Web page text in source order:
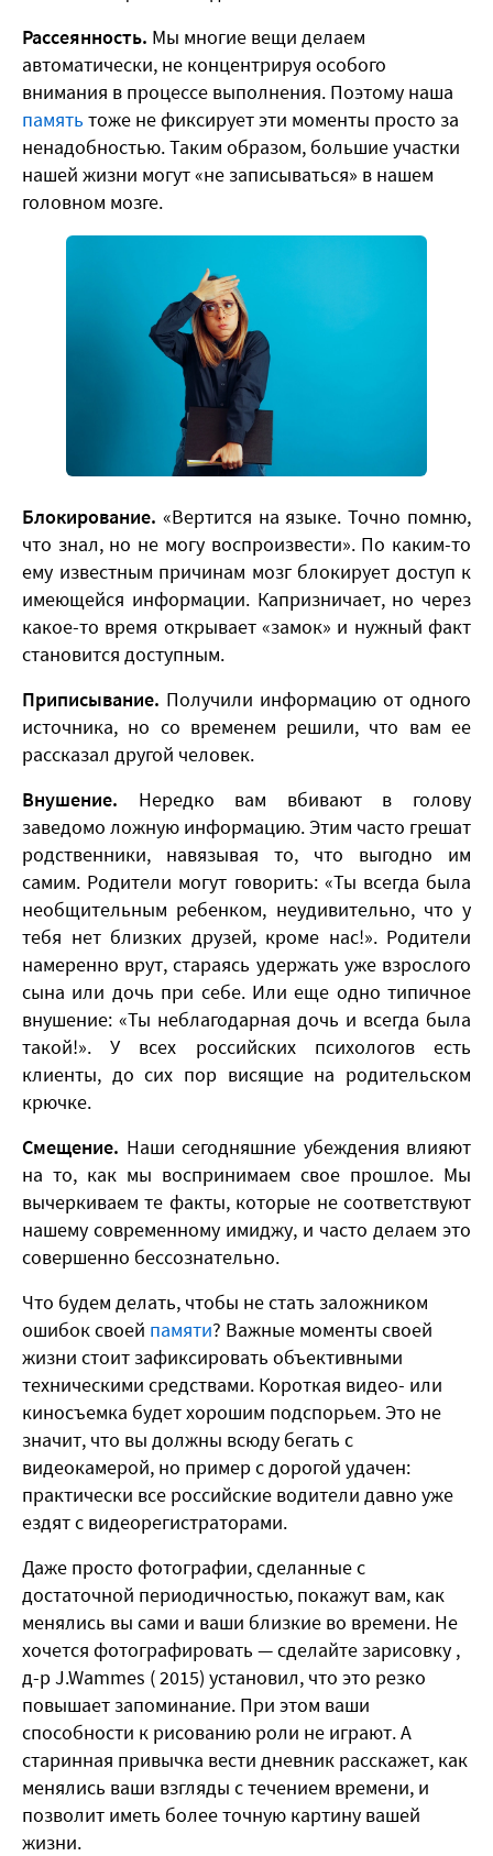
Рассеянность. Мы многие вещи делаем
автоматически, не концентрируя особого
внимания в процессе выполнения. Поэтому наша
память тоже не фиксирует эти моменты просто за
ненадобностью. Таким образом, большие участки
нашей жизни могут «не записываться» в нашем
головном мозге.
Блокирование. «Вертится на языке. Точно помню,
что знал, но не могу воспроизвести». По каким-то
ему известным причинам мозг блокирует доступ к
имеющейся информации. Капризничает, но через
какое-то время открывает «замок» и нужный факт
становится доступным.
Приписывание. Получили информацию от одного
источника, но со временем решили, что вам ее
рассказал другой человек.
Внушение. Нередко вам вбивают в голову
заведомо ложную информацию. Этим часто грешат
родственники, навязывая то, что выгодно им
самим. Родители могут говорить: «Ты всегда была
необщительным ребенком, неудивительно, что у
тебя нет близких друзей, кроме нас!». Родители
намеренно врут, стараясь удержать уже взрослого
сына или дочь при себе. Или еще одно типичное
внушение: «Ты неблагодарная дочь и всегда была
такой!». У всех российских психологов есть
клиенты, до сих пор висящие на родительском
крючке.
Смещение. Наши сегодняшние убеждения влияют
на то, как мы воспринимаем свое прошлое. Мы
вычеркиваем те факты, которые не соответствуют
нашему современному имиджу, и часто делаем это
совершенно бессознательно.
Что будем делать, чтобы не стать заложником
ошибок своей памяти? Важные моменты своей
жизни стоит зафиксировать объективными
техническими средствами. Короткая видео- или
киносъемка будет хорошим подспорьем. Это не
значит, что вы должны всюду бегать с
видеокамерой, но пример с дорогой удачен:
практически все российские водители давно уже
ездят с видеорегистраторами.
Даже просто фотографии, сделанные с
достаточной периодичностью, покажут вам, как
менялись вы сами и ваши близкие во времени. Не
хочется фотографировать — сделайте зарисовку ,
д-р J.Wammes ( 2015) установил, что это резко
повышает запоминание. При этом ваши
способности к рисованию роли не играют. А
старинная привычка вести дневник расскажет, как
менялись ваши взгляды с течением времени, и
позволит иметь более точную картину вашей
жизни.